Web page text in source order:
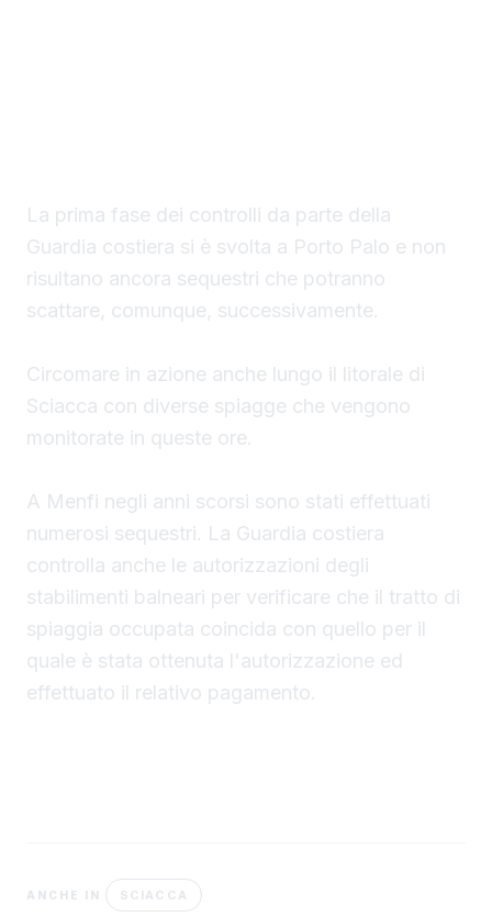
La prima fase dei controlli da parte della
Guardia costiera si è svolta a Porto Palo e non
risultano ancora sequestri che potranno
scattare, comunque, successivamente.
Circomare in azione anche lungo il litorale di
Sciacca con diverse spiagge che vengono
monitorate in queste ore.
A Menfi negli anni scorsi sono stati effettuati
numerosi sequestri. La Guardia costiera
controlla anche le autorizzazioni degli
stabilimenti balneari per verificare che il tratto di
spiaggia occupata coincida con quello per il
quale è stata ottenuta l'autorizzazione ed
effettuato il relativo pagamento.
ANCHE IN SCIACCA